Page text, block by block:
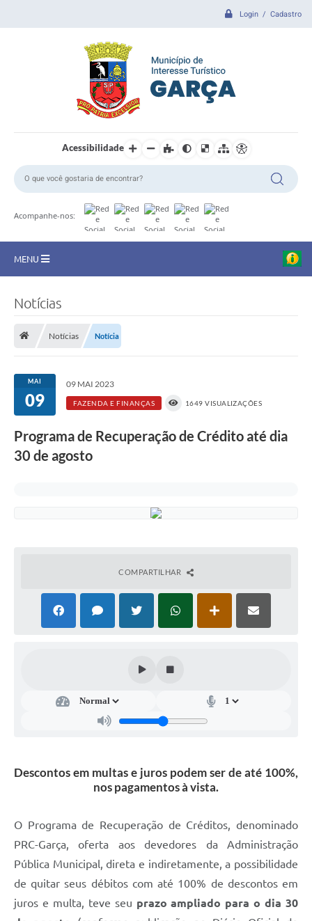
Login / Cadastro
Acessibilidade
Acompanhe-nos:
MENU
CIDADE
Prefeitura
DIÁRIO OFICIAL
OUVIDORIA
LEGISLAÇÃO
Memorial Santa Saustina
CENTRAL DE ATENDIMENTO
Pré-Cadastro de Vacinação Antirrábica
PGRS Digital
Credenciamento Feirantes
Concursos
Notícias
Notícias Notícia
MAI
09
09 MAI 2023
FAZENDA E FINANÇAS 1649 VISUALIZAÇÕES
Programa de Recuperação de Crédito até dia
30 de agosto
COMPARTILHAR
Descontos em multas e juros podem ser de até 100%,
nos pagamentos à vista.
O Programa de Recuperação de Créditos, denominado
PRC-Garça, oferta aos devedores da Administração
Pública Municipal, direta e indiretamente, a possibilidade
de quitar seus débitos com até 100% de descontos em
juros e multa, teve seu prazo ampliado para o dia 30